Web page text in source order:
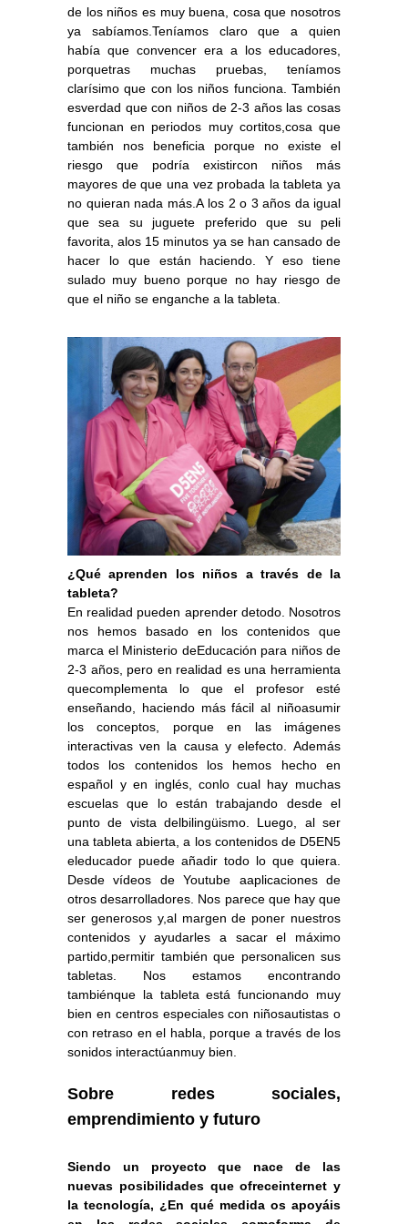
de los niños es muy buena, cosa que nosotros
ya sabíamos.Teníamos claro que a quien
había que convencer era a los educadores,
porquetras muchas pruebas, teníamos
clarísimo que con los niños funciona. También
esverdad que con niños de 2-3 años las cosas
funcionan en periodos muy cortitos,cosa que
también nos beneficia porque no existe el
riesgo que podría existircon niños más
mayores de que una vez probada la tableta ya
no quieran nada más.A los 2 o 3 años da igual
que sea su juguete preferido que su peli
favorita, alos 15 minutos ya se han cansado de
hacer lo que están haciendo. Y eso tiene
sulado muy bueno porque no hay riesgo de
que el niño se enganche a la tableta.
¿Qué aprenden los niños a través de la
tableta?
En realidad pueden aprender detodo. Nosotros
nos hemos basado en los contenidos que
marca el Ministerio deEducación para niños de
2-3 años, pero en realidad es una herramienta
quecomplementa lo que el profesor esté
enseñando, haciendo más fácil al niñoasumir
los conceptos, porque en las imágenes
interactivas ven la causa y elefecto. Además
todos los contenidos los hemos hecho en
español y en inglés, conlo cual hay muchas
escuelas que lo están trabajando desde el
punto de vista delbilingüismo. Luego, al ser
una tableta abierta, a los contenidos de D5EN5
eleducador puede añadir todo lo que quiera.
Desde vídeos de Youtube aaplicaciones de
otros desarrolladores. Nos parece que hay que
ser generosos y,al margen de poner nuestros
contenidos y ayudarles a sacar el máximo
partido,permitir también que personalicen sus
tabletas. Nos estamos encontrando
tambiénque la tableta está funcionando muy
bien en centros especiales con niñosautistas o
con retraso en el habla, porque a través de los
sonidos interactúanmuy bien.
Sobre redes sociales,
emprendimiento y futuro
Siendo un proyecto que nace de las
nuevas posibilidades que ofreceinternet y
la tecnología, ¿En qué medida os apoyáis